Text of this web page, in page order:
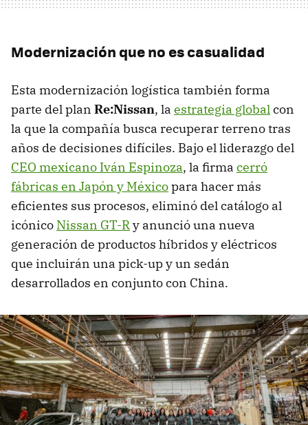
Modernización que no es casualidad
Esta modernización logística también forma
parte del plan Re:Nissan, la estrategia globalcon
la que la compañía busca recuperar terreno tras
años de decisiones difíciles. Bajo el liderazgo del
CEO mexicano Iván Espinoza, la firma cerró
fábricas en Japón y Méxicopara hacer más
eficientes sus procesos, eliminó del catálogo al
icónico Nissan GT-Ry anunció una nueva
generación de productos híbridos y eléctricos
que incluirán una pick-up y un sedán
desarrollados en conjunto con China.